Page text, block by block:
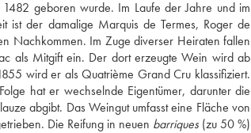
geboren wurde. Im Laufe der Jahre und im
ist der damalige Marquis de Termes, Roger de
Nachkommen. Im Zuge diverser Heiraten fallen
als Mitgift ein. Der dort erzeugte Wein wird ab
wird er als Quatrième Grand Cru klassifiziert.
hat er wechselnde Eigentümer, darunter die
abgibt. Das Weingut umfasst eine Fläche von
Die Reifung in neuen barriques (zu 50 %)